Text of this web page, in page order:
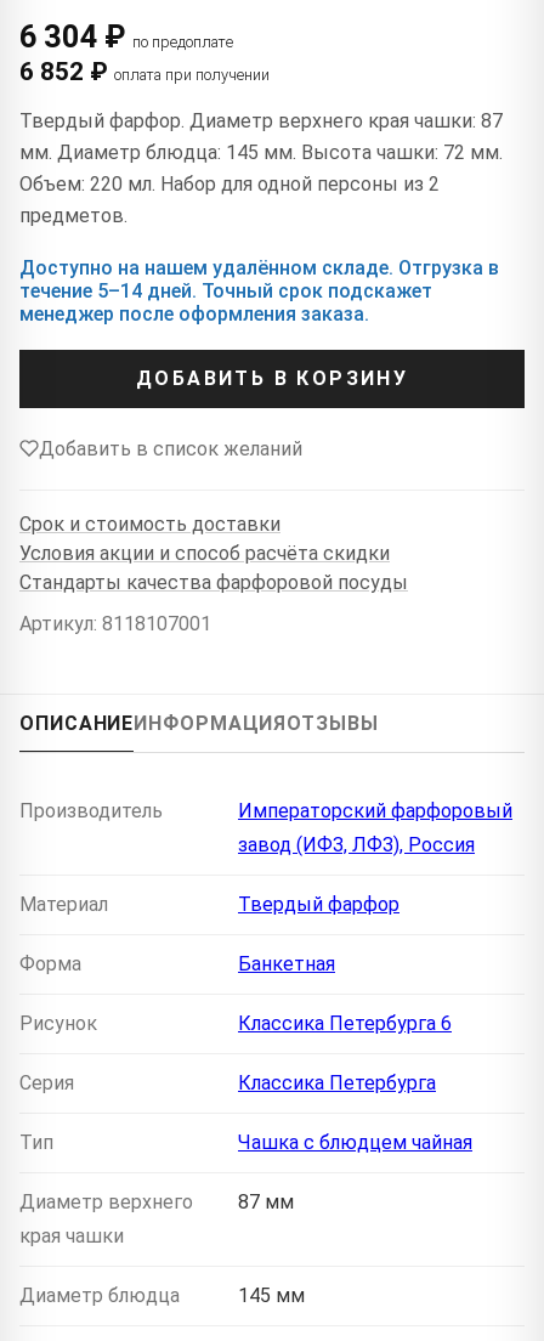
6 304 ₽ по предоплате
6 852 ₽ оплата при получении
Твердый фарфор. Диаметр верхнего края чашки: 87
мм. Диаметр блюдца: 145 мм. Высота чашки: 72 мм.
Объем: 220 мл. Набор для одной персоны из 2
предметов.
Доступно на нашем удалённом складе. Отгрузка в
течение 5–14 дней. Точный срок подскажет
менеджер после оформления заказа.
ДОБАВИТЬ В КОРЗИНУ
Добавить в список желаний
Срок и стоимость доставки
Условия акции и способ расчёта скидки
Стандарты качества фарфоровой посуды
Артикул: 8118107001
ОПИСАНИЕИНФОРМАЦИЯОТЗЫВЫ
Производитель
Императорский фарфоровый
завод (ИФЗ, ЛФЗ), Россия
Материал Твердый фарфор
Форма Банкетная
Рисунок Классика Петербурга 6
Серия Классика Петербурга
Тип Чашка с блюдцем чайная
Диаметр верхнего
края чашки
87 мм
Диаметр блюдца 145 мм